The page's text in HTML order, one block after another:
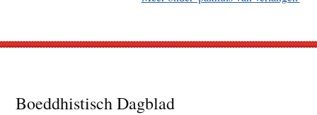
Footer
Boeddhistisch Dagblad